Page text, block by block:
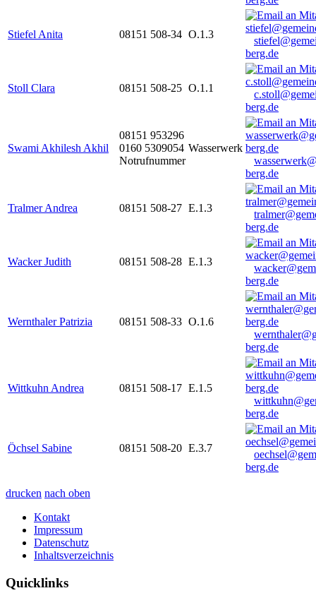
Stiefel Anita 08151 508-34 O.1.3
berg.de
Stoll Clara 08151 508-25 O.1.1
berg.de
Swami Akhilesh Akhil
08151 953296
0160 5309054
Notrufnummer
Wasserwerk
berg.de
Tralmer Andrea 08151 508-27 E.1.3
berg.de
Wacker Judith 08151 508-28 E.1.3
berg.de
Wernthaler Patrizia 08151 508-33 O.1.6
berg.de
Wittkuhn Andrea 08151 508-17 E.1.5
berg.de
Öchsel Sabine 08151 508-20 E.3.7
berg.de
drucken nach oben
Kontakt
Impressum
Datenschutz
Inhaltsverzeichnis
Quicklinks